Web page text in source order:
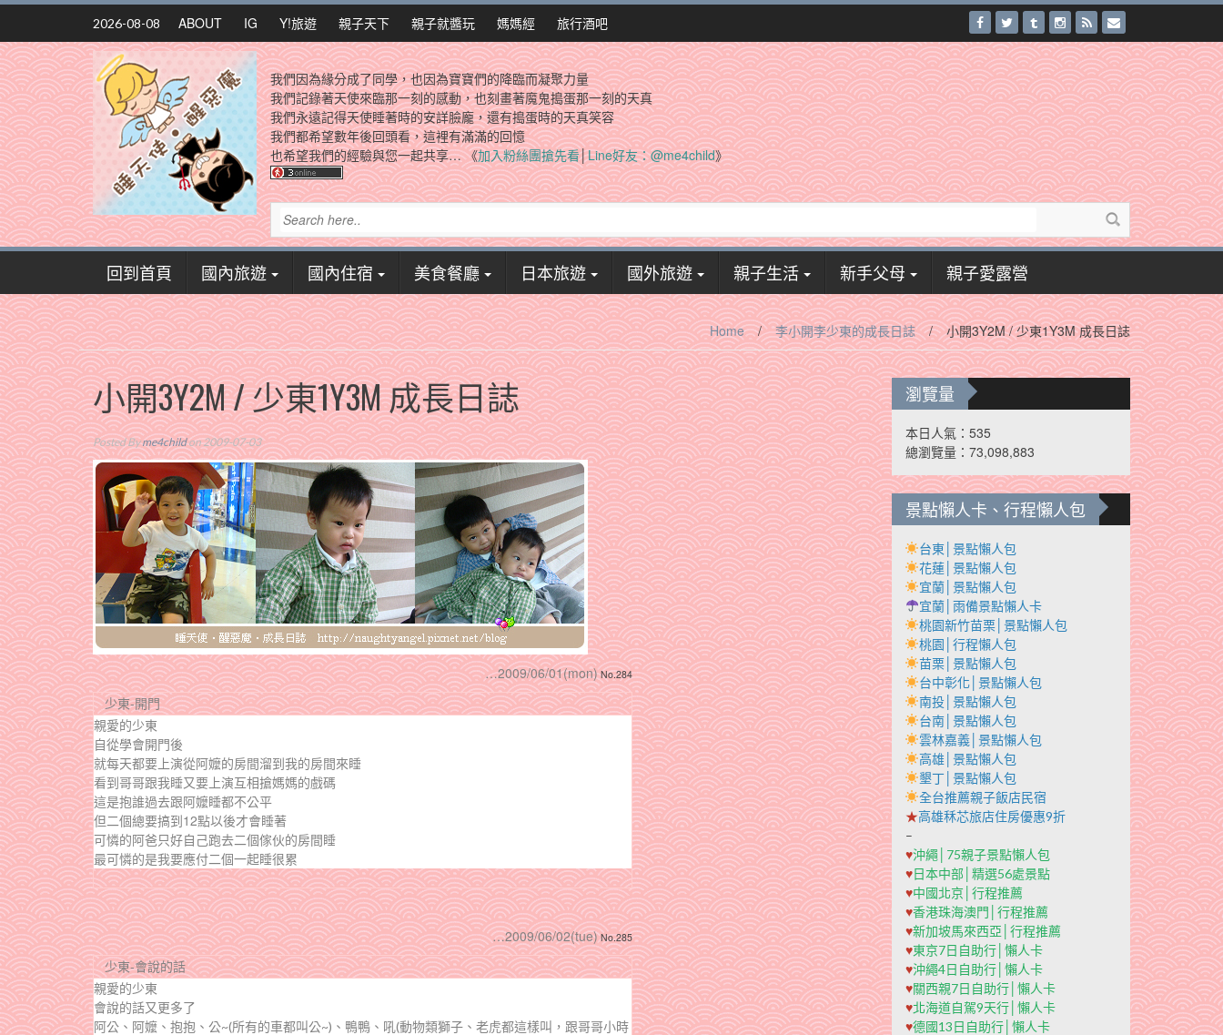
Skip
content
2026-08-08 ABOUT IG Y!旅遊 親子天下 親子就醬玩 媽媽經 旅行酒吧
我們因為緣分成了同學，也因為寶寶們的降臨而凝聚力量
我們記錄著天使來臨那一刻的感動，也刻畫著魔鬼搗蛋那一刻的天真
我們永遠記得天使睡著時的安詳臉龐，還有搗蛋時的天真笑容
我們都希望數年後回頭看，這裡有滿滿的回憶
也希望我們的經驗與您一起共享… 《加入粉絲團搶先看│Line好友：@me4child》
回到首頁 國內旅遊 國內住宿 美食餐廳 日本旅遊 國外旅遊 親子生活 新手父母 親子愛露營
Home / 李小開李少東的成長日誌 / 小開3Y2M / 少東1Y3M 成長日誌
小開3Y2M / 少東1Y3M 成長日誌
Posted Byme4childon 2009-07-03
…2009/06/01(mon)No.284
少東-開門
親愛的少東
自從學會開門後
就每天都要上演從阿嬤的房間溜到我的房間來睡
看到哥哥跟我睡又要上演互相搶媽媽的戲碼
這是抱誰過去跟阿嬤睡都不公平
但二個總要搞到12點以後才會睡著
可憐的阿爸只好自己跑去二個傢伙的房間睡
最可憐的是我要應付二個一起睡很累
…2009/06/02(tue)No.285
少東-會說的話
親愛的少東
會說的話又更多了
阿公、阿嬤、抱抱、公~(所有的車都叫公~)、鴨鴨、吼(動物類獅子、老虎都這樣叫，跟哥哥小時
瀏覽量
本日人氣：535
總瀏覽量：73,098,883
景點懶人卡、行程懶人包
台東│景點懶人包
花蓮│景點懶人包
宜蘭│景點懶人包
宜蘭│雨備景點懶人卡
桃園新竹苗栗│景點懶人包
桃園│行程懶人包
苗栗│景點懶人包
台中彰化│景點懶人包
南投│景點懶人包
台南│景點懶人包
雲林嘉義│景點懶人包
高雄│景點懶人包
墾丁│景點懶人包
全台推薦親子飯店民宿
★高雄秝芯旅店住房優惠9折
–
♥沖繩│75親子景點懶人包
♥日本中部│精選56處景點
♥中國北京│行程推薦
♥香港珠海澳門│行程推薦
♥新加坡馬來西亞│行程推薦
♥東京7日自助行│懶人卡
♥沖繩4日自助行│懶人卡
♥關西親7日自助行│懶人卡
♥北海道自駕9天行│懶人卡
♥德國13日自助行│懶人卡